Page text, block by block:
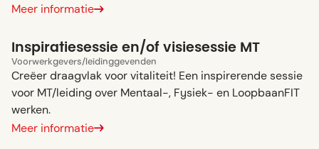
Meer informatie
Inspiratiesessie en/of visiesessie MT
Voorwerkgevers/leidinggevenden
Creëer draagvlak voor vitaliteit! Een inspirerende sessie
voor MT/leiding over Mentaal-, Fysiek- en LoopbaanFIT
werken.
Meer informatie